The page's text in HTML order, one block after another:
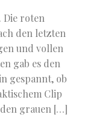
Die roten
den letzten
und vollen
gab es den
gespannt, ob
Clip
grauen […]